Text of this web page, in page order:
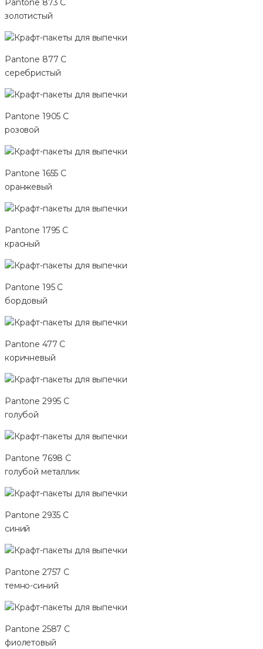
Pantone 873 C
золотистый
Pantone 877 C
серебристый
Pantone 1905 C
розовой
Pantone 1655 C
оранжевый
Pantone 1795 C
красный
Pantone 195 C
бордовый
Pantone 477 C
коричневый
Pantone 2995 C
голубой
Pantone 7698 C
голубой металлик
Pantone 2935 C
синий
Pantone 2757 C
темно-синий
Pantone 2587 C
фиолетовый